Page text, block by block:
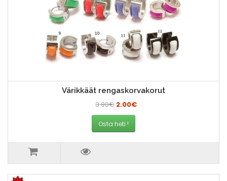
Värikkäät rengaskorvakorut
3.90€ 2.00€
Osta heti !